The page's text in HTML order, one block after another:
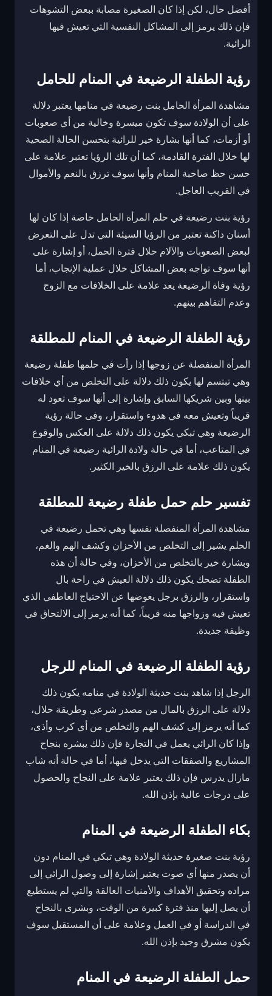
أفضل حال، لكن إذا كان الصغيرة مصابة ببعض التشوهات
فإن ذلك يرمز إلى المشاكل النفسية التي تعيش فيها
الرائية.
رؤية الطفلة الرضيعة في المنام للحامل
مشاهدة المرأة الحامل بنت رضيعة في منامها يعتبر دلالة
على أن الولادة سوف تكون ميسرة وخالية من أي صعوبات
أو أزمات، كما أنها بشارة خير للرائية بتحسن الحالة الصحية
لها خلال الفترة القادمة، كما أن تلك الرؤيا تعتبر علامة على
حسن حظ صاحبة المنام وأنها سوف ترزق بالنعم والأموال
في القريب العاجل.
رؤية بنت رضيعة في حلم المرأة الحامل خاصة إذا كان لها
أسنان داكنة تعتبر من الرؤيا السيئة التي تدل على التعرض
لبعض الصعوبات والآلام خلال فترة الحمل، أو إشارة على
أنها سوف تواجه بعض المشاكل خلال عملية الإنجاب، أما
رؤية وفاة الرضيعة يعد علامة على الخلافات مع الزوج
وعدم التفاهم بينهم.
رؤية الطفلة الرضيعة في المنام للمطلقة
المرأة المنفصلة عن زوجها إذا رأت في حلمها طفلة رضيعة
وهي تبتسم لها يكون ذلك دلالة على التخلص من أي خلافات
بينها وبين شريكها السابق وإشارة إلى أنها سوف تعود له
قريباً وتعيش معه في هدوء واستقرار، وفى حالة رؤية
الرضيعة وهي تبكي يكون ذلك دلالة على العكس والوقوع
في المتاعب، أما في حالة ولادة الرائية رضيعة في المنام
يكون ذلك علامة على الرزق بالخير الكثير.
تفسير حلم حمل طفلة رضيعة للمطلقة
مشاهدة المرأة المنفصلة نفسها وهي تحمل رضيعة في
الحلم يشير إلى التخلص من الأحزان وكشف الهم والغم،
وبشارة خير بالتخلص من الأحزان، وفي حالة أن هذه
الطفلة تضحك يكون ذلك دلالة العيش في راحة بال
واستقرار، والرزق برجل يعوضها عن الاحتياج العاطفي الذي
تعيش فيه وزواجها منه قريباً، كما أنه يرمز إلى الالتحاق في
وظيفة جديدة.
رؤية الطفلة الرضيعة في المنام للرجل
الرجل إذا شاهد بنت حديثة الولادة في منامه يكون ذلك
دلالة على الرزق بالمال من مصدر شرعي وطريقة حلال،
كما أنه يرمز إلى كشف الهم والتخلص من أي كرب وأذى،
وإذا كان الرائي يعمل في التجارة فإن ذلك يبشره بنجاح
المشاريع والصفقات التي يدخل فيها، أما في حالة أنه شاب
مازال يدرس فإن ذلك يعتبر علامة على النجاح والحصول
على درجات عالية بإذن الله.
بكاء الطفلة الرضيعة في المنام
رؤية بنت صغيرة حديثة الولادة وهي تبكي في المنام دون
أن يصدر منها أي صوت يعتبر إشارة إلى وصول الرائي إلى
مراده وتحقيق الأهداف والأمنيات العالقة والتي لم يستطيع
أن يصل إليها منذ فترة كبيرة من الوقت، وبشرى بالنجاح
في الدراسة أو في العمل وعلامة على أن المستقبل سوف
يكون مشرق وجيد بإذن الله.
حمل الطفلة الرضيعة في المنام